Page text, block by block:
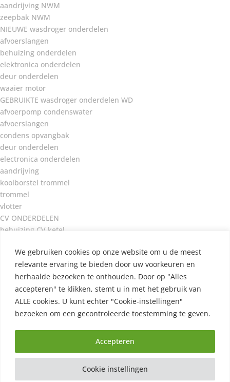
We gebruiken cookies op onze website om u de meest
relevante ervaring te bieden door uw voorkeuren en
herhaalde bezoeken te onthouden. Door op "Alles
accepteren" te klikken, stemt u in met het gebruik van
ALLE cookies. U kunt echter "Cookie-instellingen"
bezoeken om een ​​gecontroleerde toestemming te geven.
Cookie instellingen
Accepteren
Used parts, from many brands!
aandrijving NWM
zeepbak NWM
NIEUWE wasdroger onderdelen
afvoerslangen
behuizing onderdelen
elektronica onderdelen
deur onderdelen
waaier motor
GEBRUIKTE wasdroger onderdelen WD
afvoerpomp condenswater
afvoerslangen
condens opvangbak
deur onderdelen
electronica onderdelen
aandrijving
koolborstel trommel
trommel
vlotter
CV ONDERDELEN
behuizing CV ketel
electronica CV
rookgassen CV
waterhuishouding CV
CV ketel onderdelen
KLEINE KEUKEN APPARATEN
keuken machine KA
Q&A